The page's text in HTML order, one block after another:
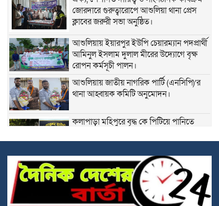
জোরদারে গুরুত্বারোপে আশুলিয়া থানা প্রেস
ক্লাবের জরুরী সভা অনুষ্ঠিত।
আশুলিয়ায় ইয়ারপুর ইউপি চেয়ারম্যান পদপ্রার্থী
আমিনুল ইসলাম দুলাল মীরের উদ্যোগে বৃক্ষ
রোপন কর্মসূচী পালন।
আশুলিয়ায় জাতীয় নাগরিক পার্টি (এনসিপি)’র
থানা আহ্বায়ক কমিটি অনুমোদন।
কলাপাড়া মহিপুরে বৃদ্ধ কে পিটিয়ে পানিতে
নির্যাতনের মামলায় ঢাকা ও নারায়নগঞ্জ থেকে
দুই খুনি কে আটক করেছে র‍্যাব।
জাতীয় স্মৃতিসৌধে বীর শহীদদের প্রতি শ্রদ্ধা
জানালেন ভারপ্রাপ্ত রাষ্ট্রপতি হাফিজ উদ্দিন
আহমেদ